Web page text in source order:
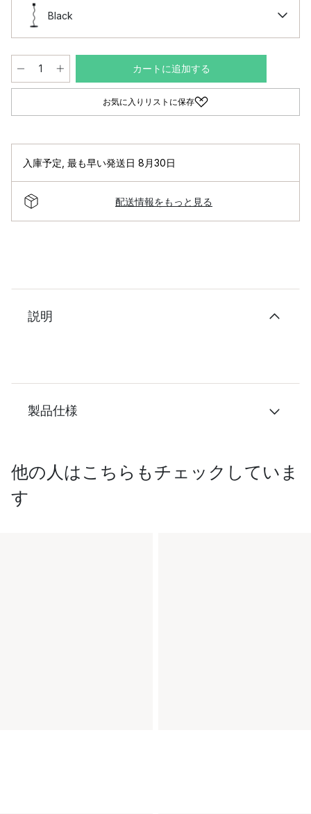
Black
カートに追加する
お気に入りリストに保存
入庫予定 最も早い発送日 8月30日
配送情報をもっと見る
説明
製品仕様
他の人はこちらもチェックしていま
す